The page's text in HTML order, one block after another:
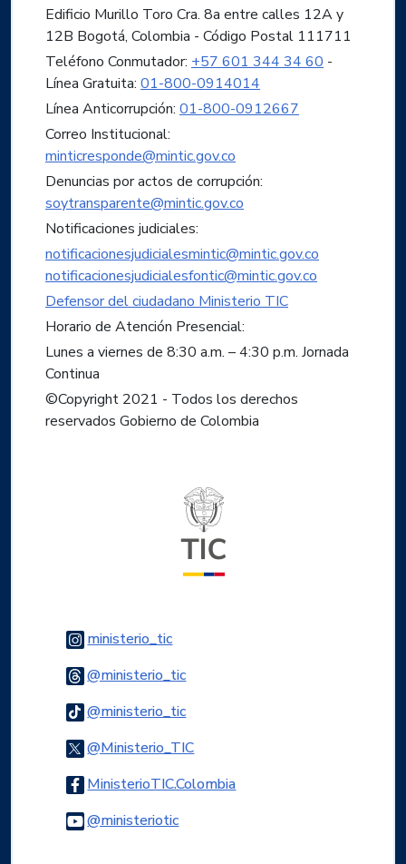
Edificio Murillo Toro Cra. 8a entre calles 12A y
12B Bogotá, Colombia - Código Postal 111711
Teléfono Conmutador: +57 601 344 34 60 -
Línea Gratuita: 01-800-0914014
Línea Anticorrupción: 01-800-0912667
Correo Institucional:
minticresponde@mintic.gov.co
Denuncias por actos de corrupción:
soytransparente@mintic.gov.co
Notificaciones judiciales:
notificacionesjudicialesmintic@mintic.gov.co
notificacionesjudicialesfontic@mintic.gov.co
Defensor del ciudadano Ministerio TIC
Horario de Atención Presencial:
Lunes a viernes de 8:30 a.m. – 4:30 p.m. Jornada
Continua
©Copyright 2021 - Todos los derechos
reservados Gobierno de Colombia
ministerio_ticLogo Instagram
@ministerio_ticLogo Threads
@ministerio_ticLogo Tiktok
@Ministerio_TICLogo Twitter
MinisterioTIC.ColombiaLogo Facebook
@ministerioticLogo Youtube